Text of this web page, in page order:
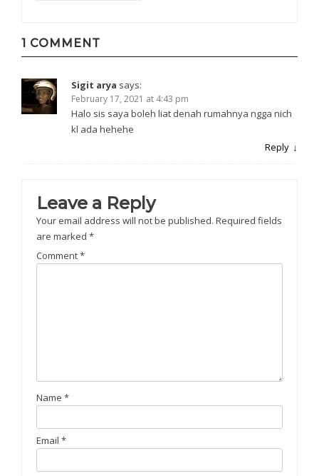
1 COMMENT
Sigit arya says:
February 17, 2021 at 4:43 pm
Halo sis saya boleh liat denah rumahnya ngga nich
kl ada hehehe
Reply
Leave a Reply
Your email address will not be published. Required fields
are marked *
Comment*
Name *
Email *